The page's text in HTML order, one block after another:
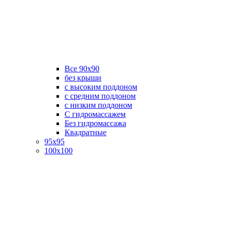
Все 90х90
без крыши
с высоким поддоном
с средним поддоном
с низким поддоном
С гидромассажем
Без гидромассажа
Квадратные
95х95
100х100